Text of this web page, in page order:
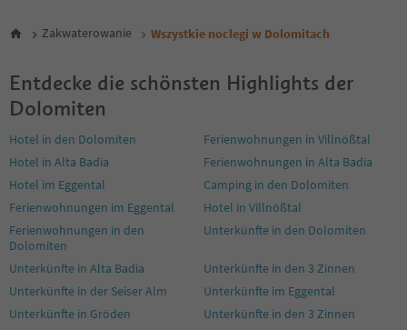
33
35
36
37
38
39
40
41
42
43
44
46
47
48
Zakwaterowanie Wszystkie noclegi w Dolomitach
Entdecke die schönsten Highlights der
Dolomiten
Hotel in den Dolomiten
Ferienwohnungen in Villnößtal
Hotel in Alta Badia
Ferienwohnungen in Alta Badia
Hotel im Eggental
Camping in den Dolomiten
Ferienwohnungen im Eggental
Hotel in Villnößtal
Ferienwohnungen in den
Dolomiten
Unterkünfte in den Dolomiten
Unterkünfte in Alta Badia
Unterkünfte in den 3 Zinnen
Unterkünfte in der Seiser Alm
Unterkünfte im Eggental
Unterkünfte in Gröden
Unterkünfte in den 3 Zinnen